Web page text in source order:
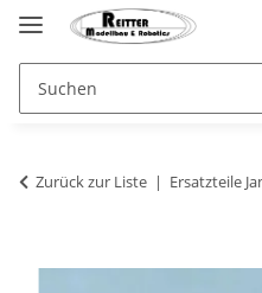
Zurück zur Liste Ersatzteile